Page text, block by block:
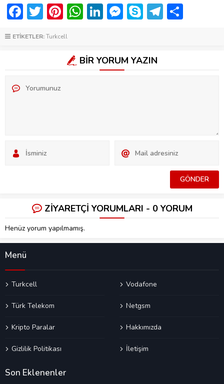
Facebook
Twitter
Pinterest
WhatsApp
LinkedIn
Messenger
Skype
ETİKETLER:Turkcell
BİR YORUM YAZIN
ZİYARETÇİ YORUMLARI - 0 YORUM
Henüz yorum yapılmamış.
Menü
Turkcell Vodafone
Türk Telekom Netgsm
Kripto Paralar Hakkımızda
Gizlilik Politikası İletişim
Son Eklenenler